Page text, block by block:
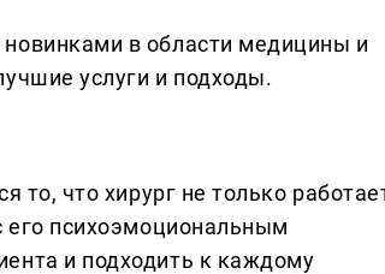
в области медицины и
услуги и подходы.
то, что хирург не только
его психоэмоциональным
и подходить к каждому